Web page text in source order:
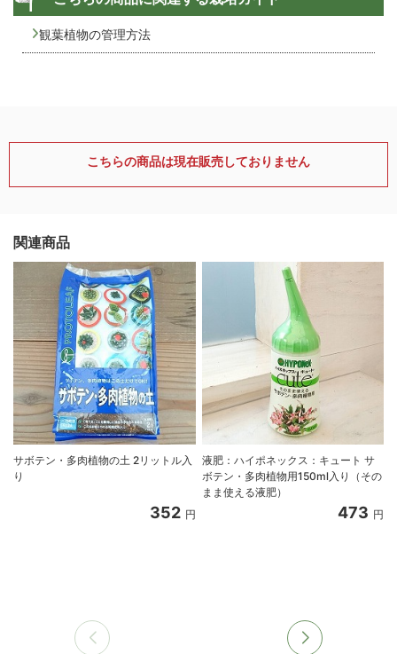
観葉植物の管理方法
こちらの商品は現在販売しておりません
関連商品
サボテン・多肉植物の土 2リットル入
り
352 円
液肥：ハイポネックス：キュート サ
ボテン・多肉植物用150ml入り（その
まま使える液肥）
473 円